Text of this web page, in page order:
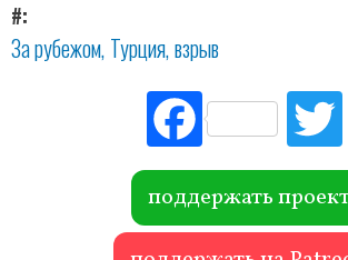
#
За рубежом Турция взрыв
Fac
ebo
ok
поддержать